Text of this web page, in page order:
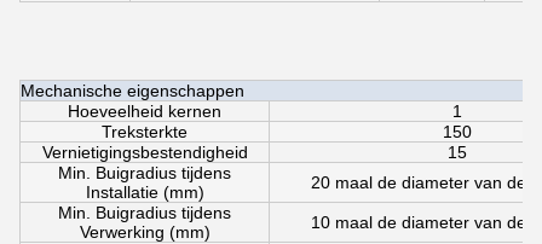
Mechanische eigenschappen
Hoeveelheid kernen
1
Treksterkte
150
Vernietigingsbestendigheid
15
Min. Buigradius tijdens
Installatie (mm)
20 maal de diameter van de
Min. Buigradius tijdens
Verwerking (mm)
10 maal de diameter van de